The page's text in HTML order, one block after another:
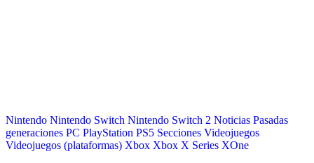
Nintendo Nintendo Switch Nintendo Switch 2 Noticias Pasadas
generaciones PC PlayStation PS5 Secciones Videojuegos
Videojuegos (plataformas) Xbox Xbox X Series XOne